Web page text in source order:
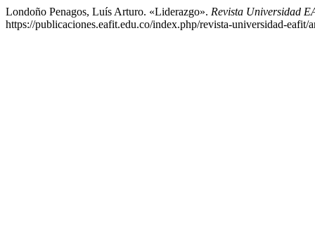
Londoño Penagos, Luís Arturo. «Liderazgo». Revista Universidad
https://publicaciones.eafit.edu.co/index.php/revista-universidad-eafit/